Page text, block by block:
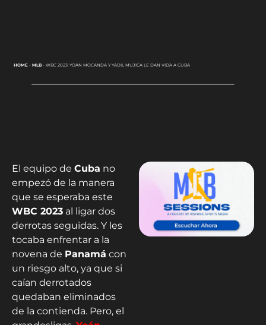
HOME- MLB- WBC 2023: YOÁN MOCANDA Y YADIL MUJICA LE DAN VIDA A CUBA
El equipo de Cuba no
empezó de la manera
que se esperaba este
WBC 2023 al ligar dos
derrotas seguidas. Y les
tocaba enfrentar a la
novena de Panamá con
un riesgo alto, ya que si
caían derrotados
quedaban eliminados
de la contienda. Pero, el